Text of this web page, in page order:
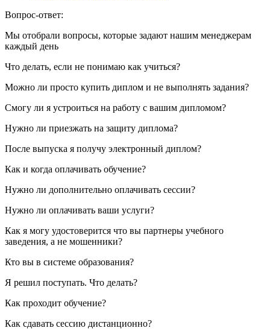
Вопрос-ответ:
Мы отобрали вопросы, которые задают нашим менеджерам
каждый день
Что делать, если не понимаю как учиться?
Можно ли просто купить диплом и не выполнять задания?
Смогу ли я устроиться на работу с вашим дипломом?
Нужно ли приезжать на защиту диплома?
После выпуска я получу электронный диплом?
Как и когда оплачивать обучение?
Нужно ли дополнительно оплачивать сессии?
Нужно ли оплачивать ваши услуги?
Как я могу удостоверится что вы партнеры учебного
заведения, а не мошенники?
Кто вы в системе образования?
Я решил поступать. Что делать?
Как проходит обучение?
Как сдавать сессию дистанционно?